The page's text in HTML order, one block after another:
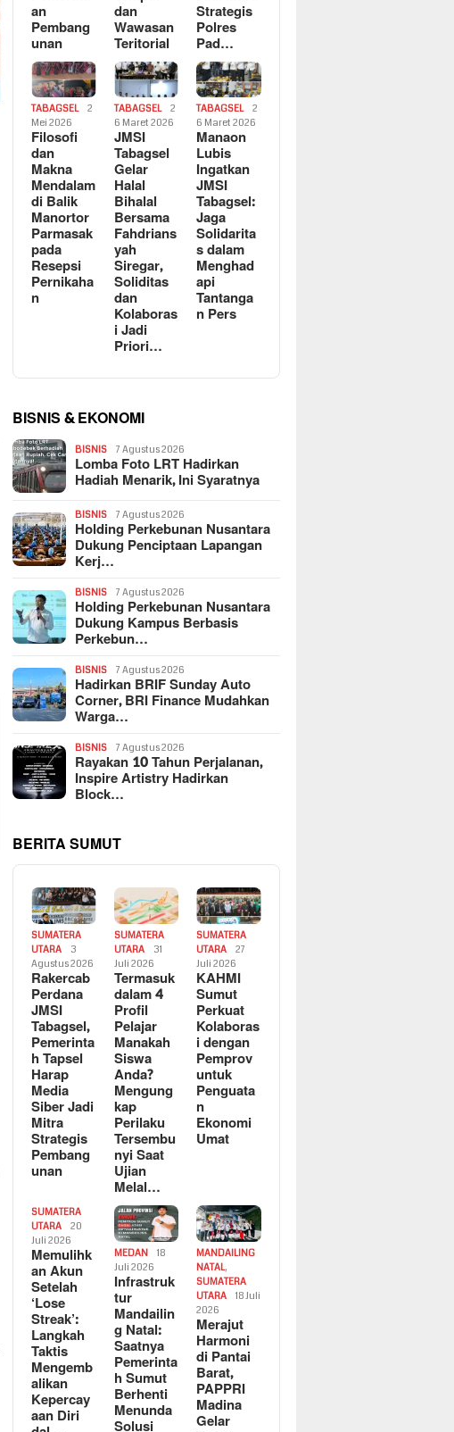
an
Pembang
unan
dan
Wawasan
Teritorial
Strategis
Polres
Pad…
TABAGSEL
2
Mei 2026
Filosofi
dan
Makna
Mendalam
di Balik
Manortor
Parmasak
pada
Resepsi
Pernikaha
n
TABAGSEL
2
6 Maret 2026
JMSI
Tabagsel
Gelar
Halal
Bihalal
Bersama
Fahdrians
yah
Siregar,
Soliditas
dan
Kolaboras
i Jadi
Priori…
TABAGSEL
2
6 Maret 2026
Manaon
Lubis
Ingatkan
JMSI
Tabagsel:
Jaga
Solidarita
s dalam
Menghad
api
Tantanga
n Pers
BISNIS & EKONOMI
BISNIS 7 Agustus 2026
Lomba Foto LRT Hadirkan
Hadiah Menarik, Ini Syaratnya
BISNIS 7 Agustus 2026
Holding Perkebunan Nusantara
Dukung Penciptaan Lapangan
Kerj…
BISNIS 7 Agustus 2026
Holding Perkebunan Nusantara
Dukung Kampus Berbasis
Perkebun…
BISNIS 7 Agustus 2026
Hadirkan BRIF Sunday Auto
Corner, BRI Finance Mudahkan
Warga…
BISNIS 7 Agustus 2026
Rayakan 10 Tahun Perjalanan,
Inspire Artistry Hadirkan
Block…
BERITA SUMUT
SUMATERA
UTARA
3
Agustus 2026
Rakercab
Perdana
JMSI
Tabagsel,
Pemerinta
h Tapsel
Harap
Media
Siber Jadi
Mitra
Strategis
Pembang
unan
SUMATERA
UTARA
31
Juli 2026
Termasuk
dalam 4
Profil
Pelajar
Manakah
Siswa
Anda?
Mengung
kap
Perilaku
Tersembu
nyi Saat
Ujian
Melal…
SUMATERA
UTARA
27
Juli 2026
KAHMI
Sumut
Perkuat
Kolaboras
i dengan
Pemprov
untuk
Penguata
n
Ekonomi
Umat
SUMATERA
UTARA
20
Juli 2026
Memulihk
an Akun
Setelah
‘Lose
Streak’:
Langkah
Taktis
Mengemb
alikan
Kepercay
aan Diri
MEDAN
18
Juli 2026
Infrastruk
tur
Mandailin
g Natal:
Saatnya
Pemerinta
h Sumut
Berhenti
Menunda
Solusi
MANDAILING
NATAL,
SUMATERA
UTARA
18 Juli
2026
Merajut
Harmoni
di Pantai
Barat,
PAPPRI
Madina
Gelar